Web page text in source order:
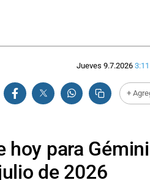
Jueves 9.7.2026 3:11
+
hoy para
de 2026